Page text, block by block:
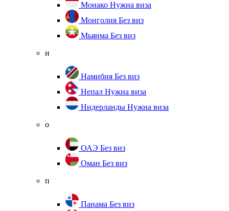
Монако Нужна виза
Монголия Без виз
Мьянма Без виз
н
Намибия Без виз
Непал Нужна виза
Нидерланды Нужна виза
о
ОАЭ Без виз
Оман Без виз
п
Панама Без виз